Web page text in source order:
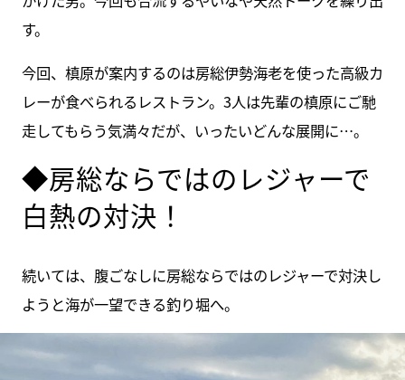
す。
今回、槙原が案内するのは房総伊勢海老を使った高級カ
レーが食べられるレストラン。3人は先輩の槙原にご馳
走してもらう気満々だが、いったいどんな展開に…。
◆房総ならではのレジャーで
白熱の対決！
続いては、腹ごなしに房総ならではのレジャーで対決し
ようと海が一望できる釣り堀へ。